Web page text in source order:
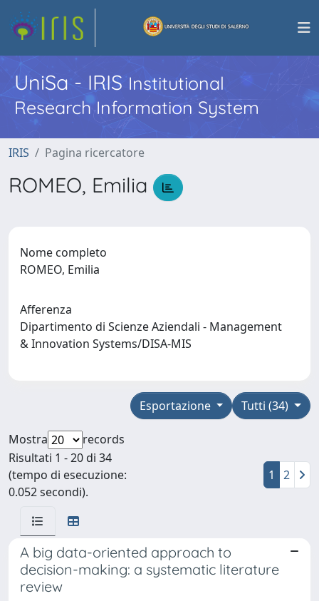
UniSa - IRISInstitutional
Research Information System
IRIS Pagina ricercatore
ROMEO, Emilia
Nome completo
ROMEO, Emilia
Afferenza
Dipartimento di Scienze Aziendali - Management
& Innovation Systems/DISA-MIS
Tutti (34)
Esportazione
Mostra
records
Risultati 1 - 20 di 34
(tempo di esecuzione:
0.052 secondi).
1 2
A big data-oriented approach to
decision-making: a systematic literature
review